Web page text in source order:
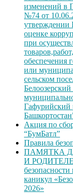
изменений в
№74 от
оценке
при
обеспечения
или
сельском
Белоозерский
Гафурийский
Акция по
“БумБатл”
Правила
ПАМЯТКА
И
каникул
2026»